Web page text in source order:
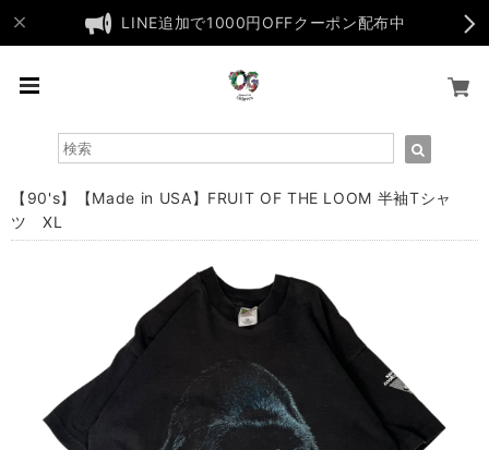
LINE追加で1000円OFFクーポン配布中
【90's】【Made in USA】FRUIT OF THE LOOM 半袖Tシャ
ツ XL